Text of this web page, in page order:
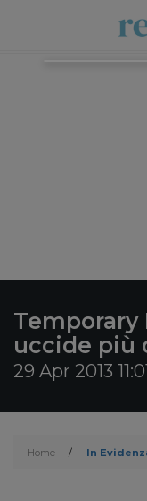
Temporary
uccide più
29 Apr 2013
Home / In